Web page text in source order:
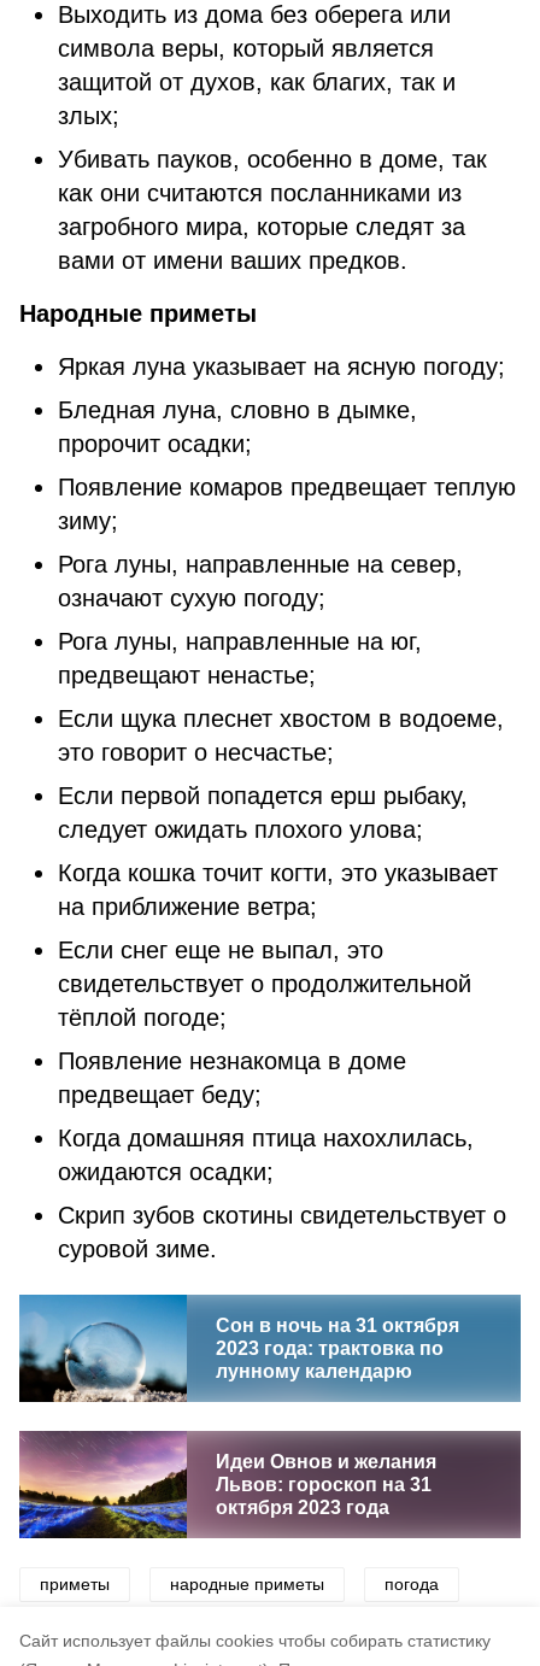
Cайт использует файлы cookies чтобы собирать статистику
Выходить из дома без оберега или
символа веры, который является
защитой от духов, как благих, так и
злых;
Убивать пауков, особенно в доме, так
как они считаются посланниками из
загробного мира, которые следят за
вами от имени ваших предков.
Народные приметы
Яркая луна указывает на ясную погоду;
Бледная луна, словно в дымке,
пророчит осадки;
Появление комаров предвещает теплую
зиму;
Рога луны, направленные на север,
означают сухую погоду;
Рога луны, направленные на юг,
предвещают ненастье;
Если щука плеснет хвостом в водоеме,
это говорит о несчастье;
Если первой попадется ерш рыбаку,
следует ожидать плохого улова;
Когда кошка точит когти, это указывает
на приближение ветра;
Если снег еще не выпал, это
свидетельствует о продолжительной
тёплой погоде;
Появление незнакомца в доме
предвещает беду;
Когда домашняя птица нахохлилась,
ожидаются осадки;
Скрип зубов скотины свидетельствует о
суровой зиме.
Сон в ночь на 31 октября
2023 года: трактовка по
лунному календарю
Идеи Овнов и желания
Львов: гороскоп на 31
октября 2023 года
приметы народные приметы погода
запреты